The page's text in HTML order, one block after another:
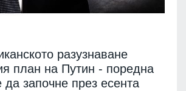
разузнаване
план на Путин - поредна
започне през есента